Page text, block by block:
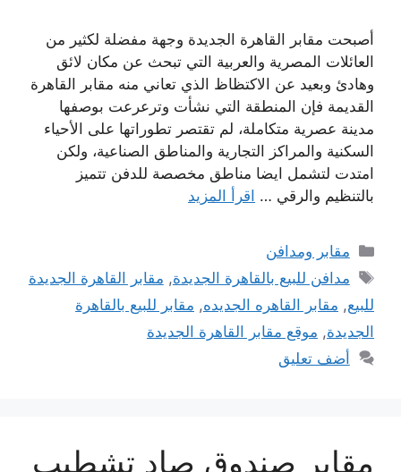
أصبحت مقابر القاهرة الجديدة وجهة مفضلة لكثير من
العائلات المصرية والعربية التي تبحث عن مكان لائق
وهادئ وبعيد عن الاكتظاظ الذي تعاني منه مقابر القاهرة
القديمة فإن المنطقة التي نشأت وترعرعت بوصفها
مدينة عصرية متكاملة، لم تقتصر تطوراتها على الأحياء
السكنية والمراكز التجارية والمناطق الصناعية، ولكن
امتدت لتشمل ايضا مناطق مخصصة للدفن تتميز
بالتنظيم والرقي … اقرأ المزيد
التصنيفات
مقابر ومدافن
الوسوم
مدافن للبيع بالقاهرة الجديدة, مقابر القاهرة الجديدة
للبيع, مقابر القاهره الجديده, مقابر للبيع بالقاهرة
الجديدة, موقع مقابر القاهرة الجديدة
أضف تعليق
مقابر صندوق صاد تشطيب